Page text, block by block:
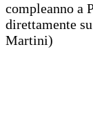
compleanno a
direttamente
Martini)